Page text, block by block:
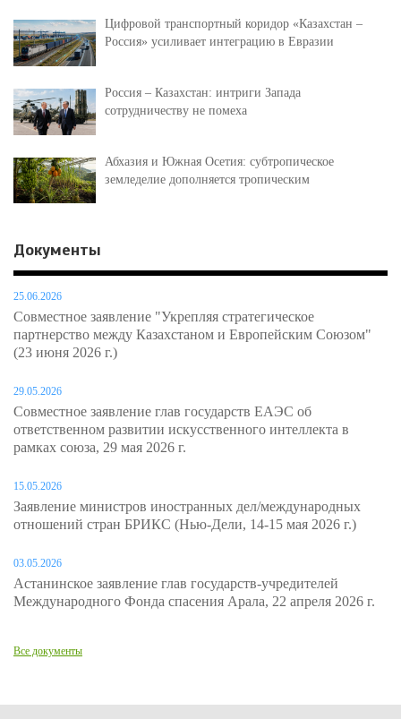
Цифровой транспортный коридор «Казахстан –
Россия» усиливает интеграцию в Евразии
Россия – Казахстан: интриги Запада
сотрудничеству не помеха
Абхазия и Южная Осетия: субтропическое
земледелие дополняется тропическим
Документы
25.06.2026
Совместное заявление "Укрепляя стратегическое
партнерство между Казахстаном и Европейским Союзом"
(23 июня 2026 г.)
29.05.2026
Совместное заявление глав государств ЕАЭС об
ответственном развитии искусственного интеллекта в
рамках союза, 29 мая 2026 г.
15.05.2026
Заявление министров иностранных дел/международных
отношений стран БРИКС (Нью-Дели, 14-15 мая 2026 г.)
03.05.2026
Астанинское заявление глав государств-учредителей
Международного Фонда спасения Арала, 22 апреля 2026 г.
Все документы